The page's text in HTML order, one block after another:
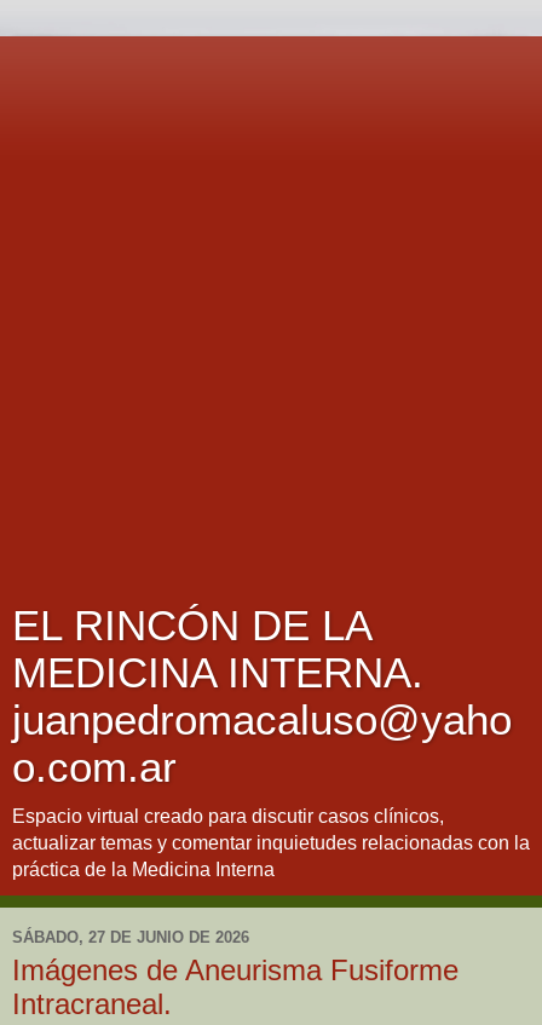
EL RINCÓN DE LA
MEDICINA INTERNA.
juanpedromacaluso@yaho
o.com.ar
Espacio virtual creado para discutir casos clínicos,
actualizar temas y comentar inquietudes relacionadas con la
práctica de la Medicina Interna
SÁBADO, 27 DE JUNIO DE 2026
Imágenes de Aneurisma Fusiforme
Intracraneal.